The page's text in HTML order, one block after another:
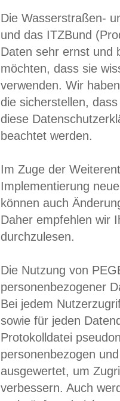
Die Wasserstraßen-
und das ITZBund
Daten sehr ernst und
möchten, dass sie
verwenden. Wir
die sicherstellen,
diese
beachtet werden.
Im Zuge der
Implementierung
können auch
Daher empfehlen wir
durchzulesen.
Die Nutzung von
personenbezogener
Bei jedem
sowie für jeden
Protokolldatei
personenbezogen
ausgewertet, um
verbessern. Auch